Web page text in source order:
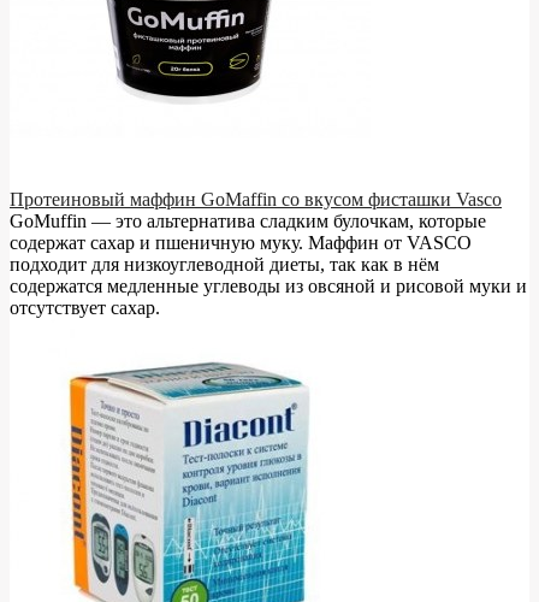
Протеиновый маффин GoMaffin со вкусом фисташки Vasco
GoMuffin — это альтернатива сладким булочкам, которые
содержат сахар и пшеничную муку. Маффин от VASCO
подходит для низкоуглеводной диеты, так как в нём
содержатся медленные углеводы из овсяной и рисовой муки и
отсутствует сахар.